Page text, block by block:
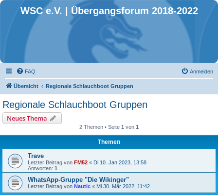
WSC e.V. | Übergangsforum 2018-2022
FAQ Anmelden
Übersicht Regionale Schlauchboot Gruppen
Regionale Schlauchboot Gruppen
Neues Thema
2 Themen • Seite 1 von 1
Themen
Trave
Letzter Beitrag von FM52 « Di 10. Jan 2023, 13:58
Antworten: 1
WhatsApp-Gruppe "Die Wikinger"
Letzter Beitrag von Nautic « Mi 30. Mär 2022, 11:42